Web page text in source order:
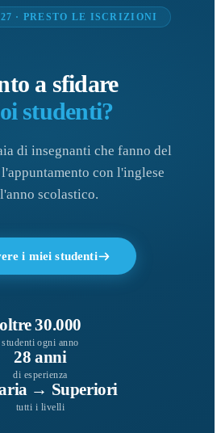
· PRESTO LE ISCRIZIONI
a sfidare
studenti?
di insegnanti che fanno del
con l'inglese
scolastico.
i miei studenti
oltre 30.000
studenti ogni anno
28 anni
di esperienza
→ Superiori
tutti i livelli